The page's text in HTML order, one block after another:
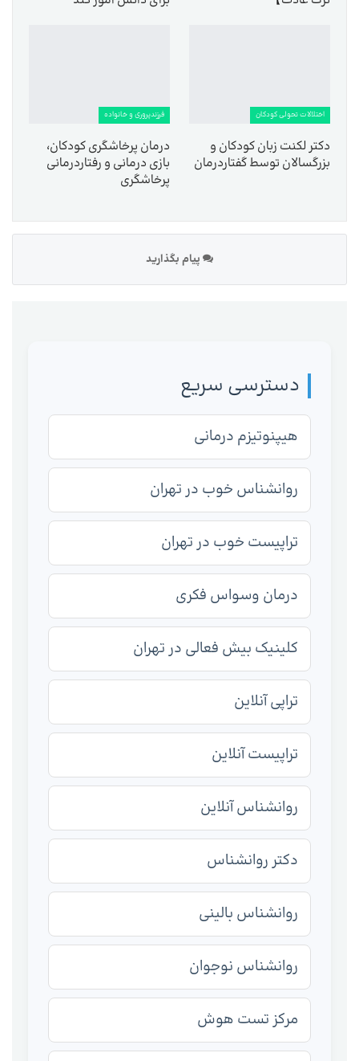
اختلالات تحولی کودکان
دکتر لکنت زبان کودکان و
بزرگسالان توسط گفتاردرمان
فرزندپروری و خانواده
درمان پرخاشگری کودکان،
بازی درمانی و رفتاردرمانی
پرخاشگری
پیام بگذارید
دسترسی سریع
هیپنوتیزم درمانی
روانشناس خوب در تهران
تراپیست خوب در تهران
درمان وسواس فکری
کلینیک بیش فعالی در تهران
تراپی آنلاین
تراپیست آنلاین
روانشناس آنلاین
دکتر روانشناس
روانشناس بالینی
روانشناس نوجوان
مرکز تست هوش